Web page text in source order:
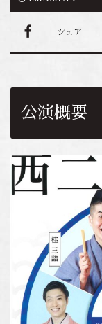
シェア
公演概要